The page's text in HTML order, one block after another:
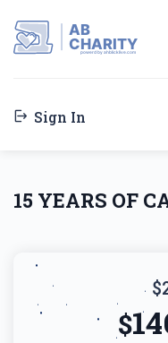
AB
CHARITY
powerd by ahblicklive.com
Sign In
15 YEARS OF
$